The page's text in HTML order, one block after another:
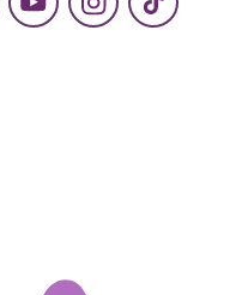
YoutubeInstagram
TikTok